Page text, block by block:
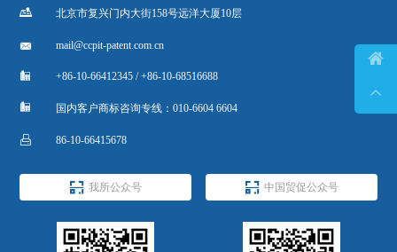
 北京市复兴门内大街158号远洋大厦10层
 mail@ccpit-patent.com.cn
 +86-10-66412345 / +86-10-68516688
 国内客户商标咨询专线：010-6604 6604
 86-10-66415678
 我所公众号  中国贸促公众号

